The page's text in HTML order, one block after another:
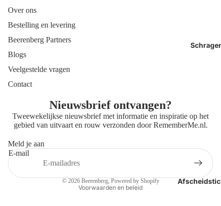
Over ons
Bestelling en levering
Beerenberg Partners
Blogs
Veelgestelde vragen
Contact
Nieuwsbrief ontvangen?
Tweewekelijkse nieuwsbrief met informatie en inspiratie op het
gebied van uitvaart en rouw verzonden doorRememberMe.nl.
Meld je aan
E-mail
© 2026 Beerenberg, Powered by Shopify
Voorwaarden en beleid